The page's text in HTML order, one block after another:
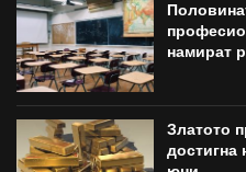
намират
Златото
достигна